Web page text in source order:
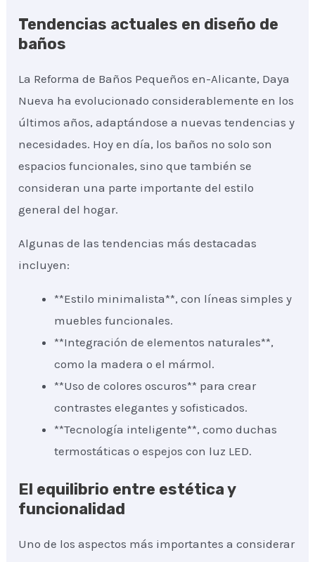
Tendencias actuales en diseño de
baños
La Reforma de Baños Pequeños en-Alicante, Daya
Nueva ha evolucionado considerablemente en los
últimos años, adaptándose a nuevas tendencias y
necesidades. Hoy en día, los baños no solo son
espacios funcionales, sino que también se
consideran una parte importante del estilo
general del hogar.
Algunas de las tendencias más destacadas
incluyen:
**Estilo minimalista**, con líneas simples y
muebles funcionales.
**Integración de elementos naturales**,
como la madera o el mármol.
**Uso de colores oscuros** para crear
contrastes elegantes y sofisticados.
**Tecnología inteligente**, como duchas
termostáticas o espejos con luz LED.
El equilibrio entre estética y
funcionalidad
Uno de los aspectos más importantes a considerar